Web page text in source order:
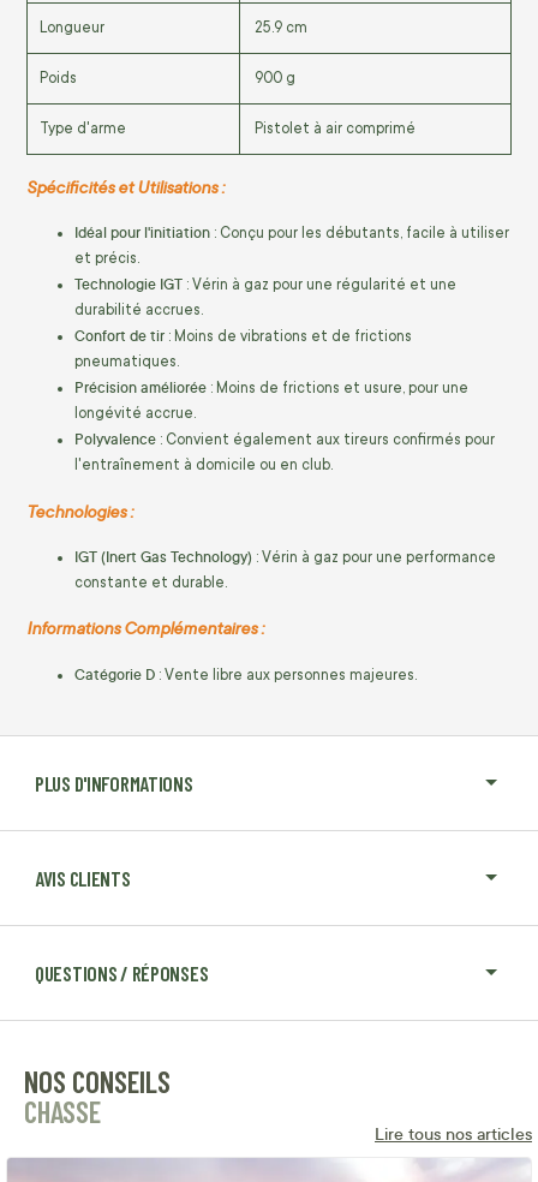
PLUS D'INFORMATIONS
AVIS CLIENTS
QUESTIONS / RÉPONSES
Longueur 25.9 cm
Poids 900 g
Type d'arme Pistolet à air comprimé
Spécificités et Utilisations :
Idéal pour l'initiation : Conçu pour les débutants, facile à utiliser
et précis.
Technologie IGT : Vérin à gaz pour une régularité et une
durabilité accrues.
Confort de tir : Moins de vibrations et de frictions
pneumatiques.
Précision améliorée : Moins de frictions et usure, pour une
longévité accrue.
Polyvalence : Convient également aux tireurs confirmés pour
l'entraînement à domicile ou en club.
Technologies :
IGT (Inert Gas Technology) : Vérin à gaz pour une performance
constante et durable.
Informations Complémentaires :
Catégorie D : Vente libre aux personnes majeures.
NOS CONSEILS
CHASSE
Lire tous nos articles